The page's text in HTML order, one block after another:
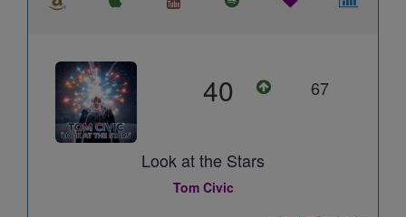
40 67
Look at the Stars
Tom Civic